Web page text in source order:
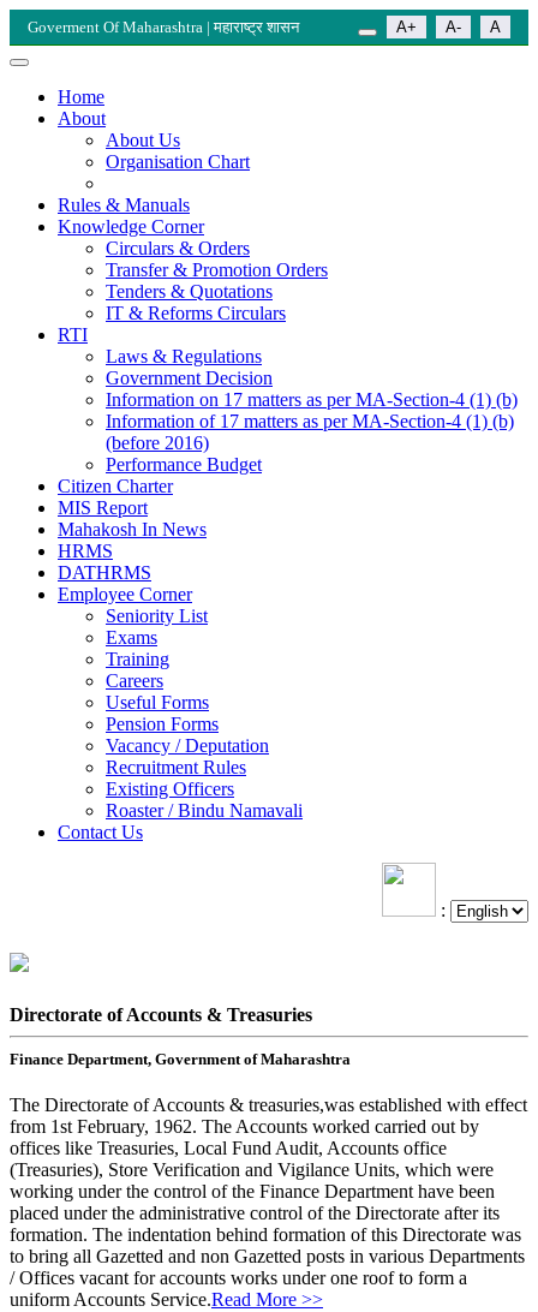
Goverment Of Maharashtra | महाराष्ट्र शासन A+ A- A
Home
About
About Us
Organisation Chart
Rules & Manuals
Knowledge Corner
Circulars & Orders
Transfer & Promotion Orders
Tenders & Quotations
IT & Reforms Circulars
RTI
Laws & Regulations
Government Decision
Information on 17 matters as per MA-Section-4 (1) (b)
Information of 17 matters as per MA-Section-4 (1) (b)
(before 2016)
Performance Budget
Citizen Charter
MIS Report
Mahakosh In News
HRMS
DATHRMS
Employee Corner
Seniority List
Exams
Training
Careers
Useful Forms
Pension Forms
Vacancy / Deputation
Recruitment Rules
Existing Officers
Roaster / Bindu Namavali
Contact Us
:
Directorate of Accounts & Treasuries
Finance Department, Government of Maharashtra
The Directorate of Accounts & treasuries,was established with effect
from 1st February, 1962. The Accounts worked carried out by
offices like Treasuries, Local Fund Audit, Accounts office
(Treasuries), Store Verification and Vigilance Units, which were
working under the control of the Finance Department have been
placed under the administrative control of the Directorate after its
formation. The indentation behind formation of this Directorate was
to bring all Gazetted and non Gazetted posts in various Departments
/ Offices vacant for accounts works under one roof to form a
uniform Accounts Service.Read More >>